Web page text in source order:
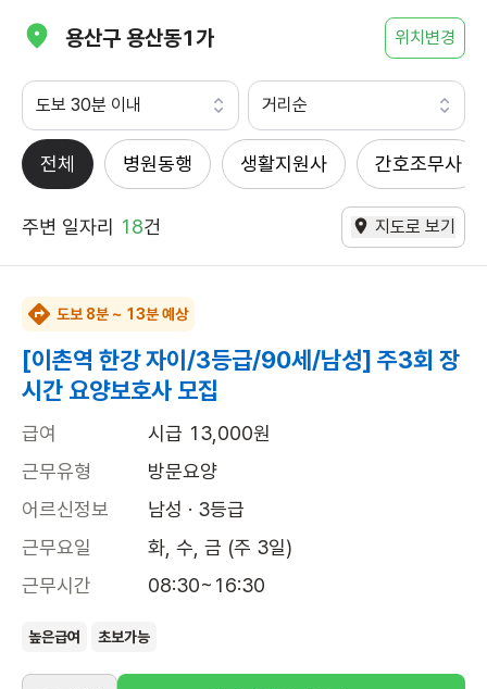
용산구 용산동1가 위치변경
도보 30분 이내 거리순
전체 병원동행 생활지원사 간호조무사
주변 일자리 18건 지도로 보기
도보 8분 ~ 13분 예상
[이촌역 한강 자이/3등급/90세/남성] 주3회 장
시간 요양보호사 모집
급여
시급 13,000원
근무유형
방문요양
어르신정보
남성 · 3등급
근무요일
화, 수, 금 (주 3일)
근무시간
08:30~16:30
높은급여 초보가능